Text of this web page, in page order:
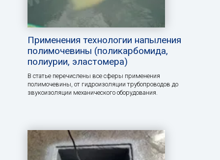
Применения технологии напыления
полимочевины (поликарбомида,
полиурии, эластомера)
В статье перечислены все сферы применения
полимочевины, от гидроизоляции трубопроводов до
звукоизоляции механического оборудования.